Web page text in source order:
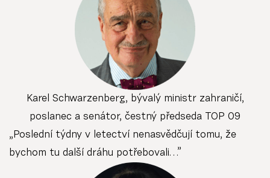
Karel Schwarzenberg, bývalý ministr zahraničí,
poslanec a senátor, čestný předseda TOP 09
„Poslední týdny v letectví nenasvědčují tomu, že
bychom tu další dráhu potřebovali…”